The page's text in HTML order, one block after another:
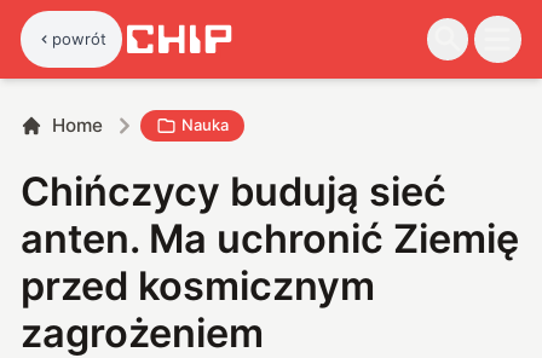
powrót
Home Nauka
Chińczycy budują sieć
anten. Ma uchronić Ziemię
przed kosmicznym
zagrożeniem